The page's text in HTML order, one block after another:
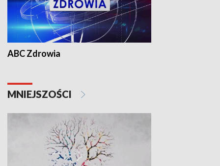
ABC Zdrowia
MNIEJSZOŚCI